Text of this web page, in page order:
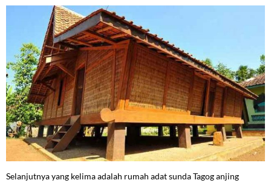
Selanjutnya yang kelima adalah rumah adat sunda Tagog anjing